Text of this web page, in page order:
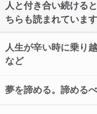
人と付き合い続ける
ちらも読まれています
人生が辛い時に乗り
など
夢を諦める。諦める